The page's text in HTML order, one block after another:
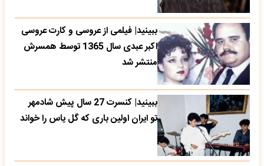
ببینید| فیلمی از عروسی و کارت عروسی
اکبر عبدی سال 1365 توسط همسرش
منتشر شد
ببینید| کنسرت 27 سال پیش شادمهر
تو ایران اولین باری که گل یاس را خواند